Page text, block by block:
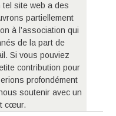
tel site web a des
partiellement
à l’association qui
de la part de
Si vous pouviez
contribution pour
profondément
soutenir avec un
cœur.